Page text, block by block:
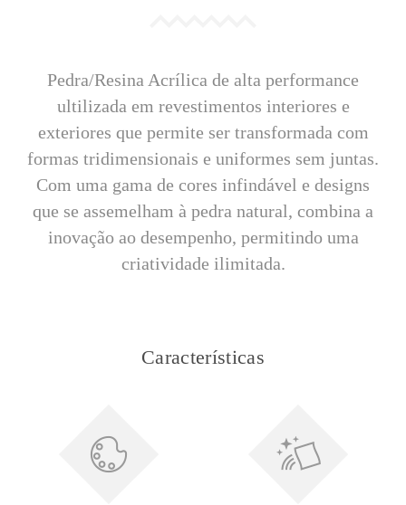
Pedra/Resina Acrílica de alta performance
ultilizada em revestimentos interiores e
exteriores que permite ser transformada com
formas tridimensionais e uniformes sem juntas.
Com uma gama de cores infindável e designs
que se assemelham à pedra natural, combina a
inovação ao desempenho, permitindo uma
criatividade ilimitada.
Características